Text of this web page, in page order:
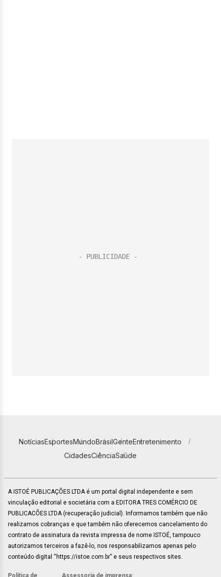
NotíciasEsportesMundoBrasilGenteEntretenimento
CidadesCiênciaSaúde
A ISTOÉ PUBLICAÇÕES LTDA é um portal digital independente e sem
vinculação editorial e societária com a EDITORA TRES COMÉRCIO DE
PUBLICACÕES LTDA (recuperação judicial). Informamos também que não
realizamos cobranças e que também não oferecemos cancelamento do
contrato de assinatura da revista impressa de nome ISTOÉ, tampouco
autorizamos terceiros a fazê-lo, nos responsabilizamos apenas pelo
conteúdo digital “https://istoe.com.br” e seus respectivos sites.
Política de Assessoria de imprensa: